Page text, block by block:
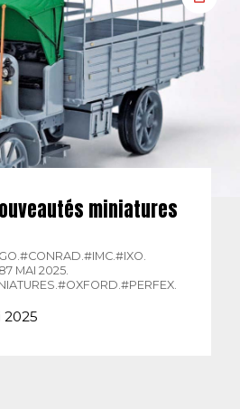
miniatures
#CONRAD.#IMC.#IXO.
MAI 2025.
#OXFORD.#PERFEX.
2025